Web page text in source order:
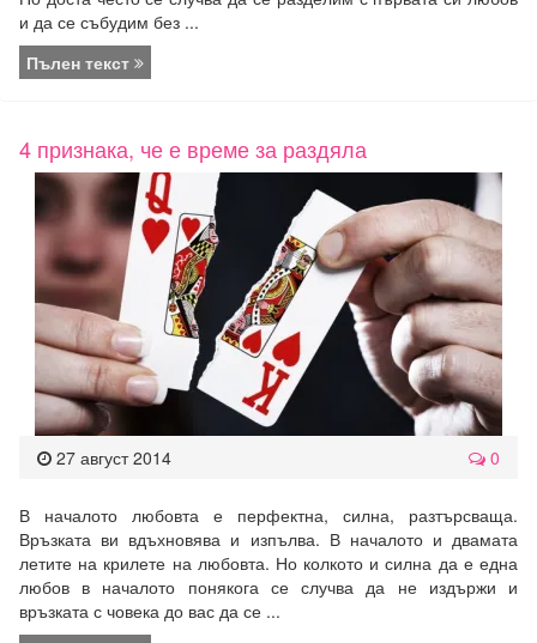
и да се събудим без ...
Пълен текст
4 признака, че е време за раздяла
27 август 2014 0
В началото любовта е перфектна, силна, разтърсваща.
Връзката ви вдъхновява и изпълва. В началото и двамата
летите на крилете на любовта. Но колкото и силна да е една
любов в началото понякога се случва да не издържи и
връзката с човека до вас да се ...